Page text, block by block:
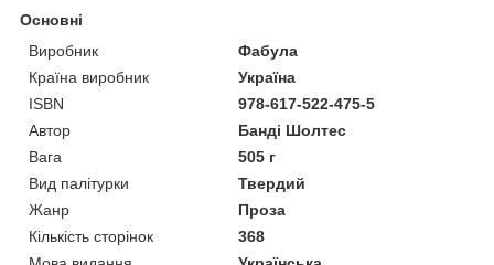
Основні
Виробник
Фабула
Країна виробник
Україна
ISBN
978-617-522-475-5
Автор
Банді Шолтес
Вага
505 г
Вид палітурки
Твердий
Жанр
Проза
Кількість сторінок
368